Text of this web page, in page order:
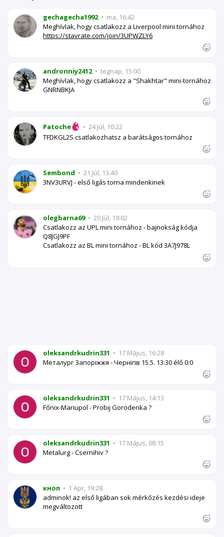
gechagecha1992 • ma, 16:42
Meghívlak, hogy csatlakozz a Liverpool mini tornához
https://stavrate.com/join/3UPWZLY6
andronniy2412 • tegnap, 15:00
Meghívlak, hogy csatlakozz a "Shakhtar" mini-tornához
GNRNBKJA
Patoche • 24 Júl, 10:22
TFDKGL2S csatlakozhatsz a barátságos tornához
Sembond • 21 Júl, 13:40
3NV3URVJ - első ligás torna mindenkinek
olegbarna69 • 20 Júl, 19:02
Csatlakozz az UPL mini tornához - bajnokság kódja
Q8JGJ9PF
Csatlakozz az BL mini tornához - BL kód 3A7J978L
oleksandrkudrin331 • 17 Május, 16:28
Металург Запоріжжя - Чернігів 15.5. 13:30 élő 0:0
oleksandrkudrin331 • 17 Május, 14:13
Főnix-Mariupol - Probij Gorodenka ?
oleksandrkudrin331 • 17 Május, 08:15
Metalurg - Csernihiv ?
кноп • 1 Ápr, 19:28
adminok! az első ligában sok mérkőzés kezdési ideje
megváltozott